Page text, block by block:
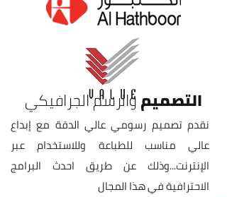
التصميموالرسمالجرافيكي
​نقدم تصميم رسومي عالي الدقة مع إبداع
عالي مناسب للطباعة وللاستخدام عبر
الإنترنت...وذلك عن طريق احدث البرامج
الاحترافية في هذا المجال